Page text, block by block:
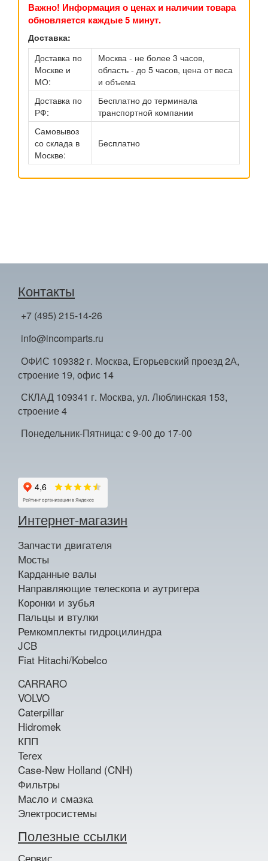
Важно! Информация о ценах и наличии товара
обновляется каждые 5 минут.
Доставка:
Доставка по
Москве и
МО:
Москва - не более 3 часов,
область - до 5 часов, цена от веса
и объема
Доставка по
РФ:
Бесплатно до терминала
транспортной компании
Самовывоз
со склада в
Москве:
Бесплатно
Контакты
+7 (495) 215-14-26
info@incomparts.ru
ОФИС 109382 г. Москва, Егорьевский проезд 2А,
строение 19, офис 14
СКЛАД 109341 г. Москва, ул. Люблинская 153,
строение 4
Понедельник-Пятница: с 9-00 до 17-00
Интернет-магазин
Запчасти двигателя
Мосты
Карданные валы
Направляющие телескопа и аутригера
Коронки и зубья
Пальцы и втулки
Ремкомплекты гидроцилиндра
JCB
Fiat Hitachi/Kobelco
CARRARO
VOLVO
Caterpillar
Hidromek
КПП
Terex
Case-New Holland (CNH)
Фильтры
Масло и смазка
Электросистемы
Полезные ссылки
Сервис